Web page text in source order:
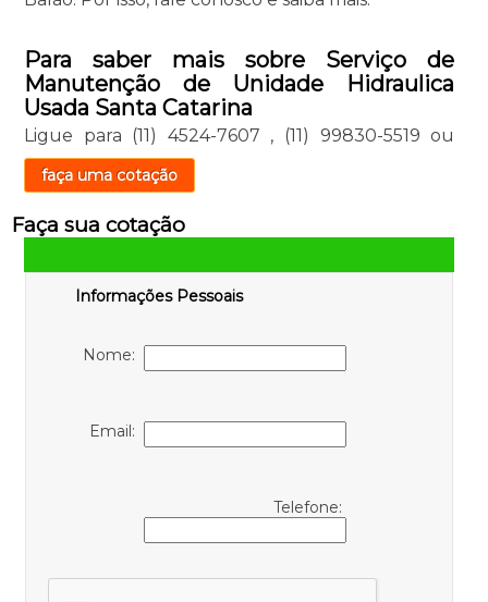
Para saber mais sobre Serviço de
Manutenção de Unidade Hidraulica
Usada Santa Catarina
Ligue para (11) 4524-7607 , (11) 99830-5519 ou
faça uma cotação
Faça sua cotação
Informações Pessoais
Nome:
Email:
Telefone: